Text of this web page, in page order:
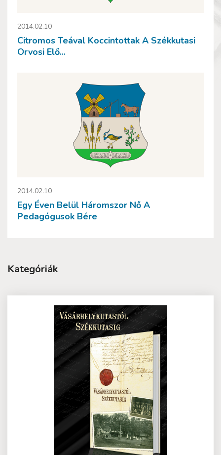
2014.02.10
Citromos Teával Koccintottak A Székkutasi
Orvosi Elő...
2014.02.10
Egy Éven Belül Háromszor Nő A
Pedagógusok Bére
Kategóriák